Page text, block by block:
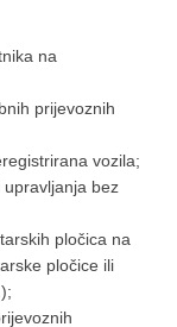
na
prijevoznih
vozila;
bez
pločica na
pločice ili